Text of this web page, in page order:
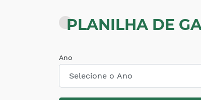
PLANILHA DE
Ano